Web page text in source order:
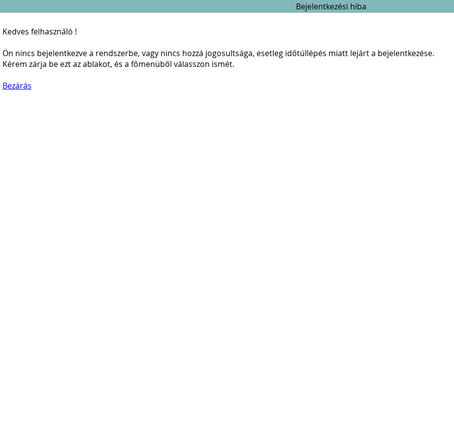
Bejelentkezési hiba
Kedves felhasználó !
Ön nincs bejelentkezve a rendszerbe, vagy nincs hozzá jogosultsága, esetleg időtúllépés miatt lejárt a bejelentkezése.
Kérem zárja be ezt az ablakot, és a főmenüből válasszon ismét.
Bezárás